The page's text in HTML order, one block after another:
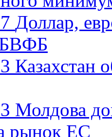
Доллар,
БВФБ
Казахстан
Молдова
рынок ЕС